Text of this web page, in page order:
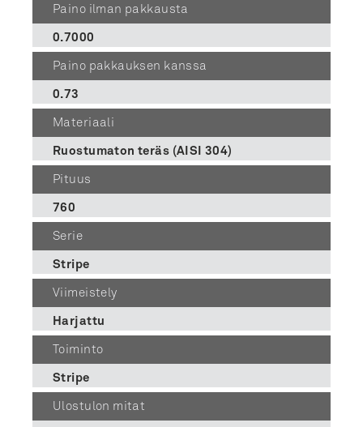
Paino ilman pakkausta
0.7000
Paino pakkauksen kanssa
0.73
Materiaali
Ruostumaton teräs (AISI 304)
Pituus
760
Serie
Stripe
Viimeistely
Harjattu
Toiminto
Stripe
Ulostulon mitat